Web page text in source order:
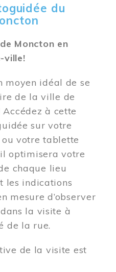
du
Moncton en
ville!
moyen idéal de se
de la ville de
à cette
sur votre
votre tablette
optimisera votre
chaque lieu
les indications
mesure d’observer
la visite à
de la rue.
de la visite est